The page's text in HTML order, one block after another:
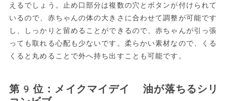
えるでしょう。止め口部分は複数の穴とボタンが付けられて
いるので、赤ちゃんの体の大きさに合わせて調整が可能です
し、しっかりと留めることができるので、赤ちゃんが引っ張
っても取れる心配も少ないです。柔らかい素材なので、くる
くると丸めることで外へ持ち出すことも可能です。
第9位：メイクマイデイ 油が落ちるシリ